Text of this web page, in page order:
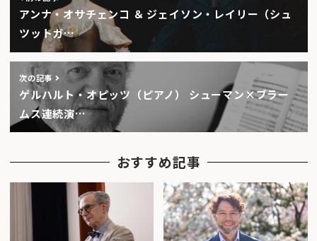
アンナ・オサチェンコ ＆ ジェイソン・レイリー（シュ
ツットガ…
次の記事
ゲルハルト・オピッツ（ピアノ） シューマン×ブラー
ムス連続演…
おすすめ記事